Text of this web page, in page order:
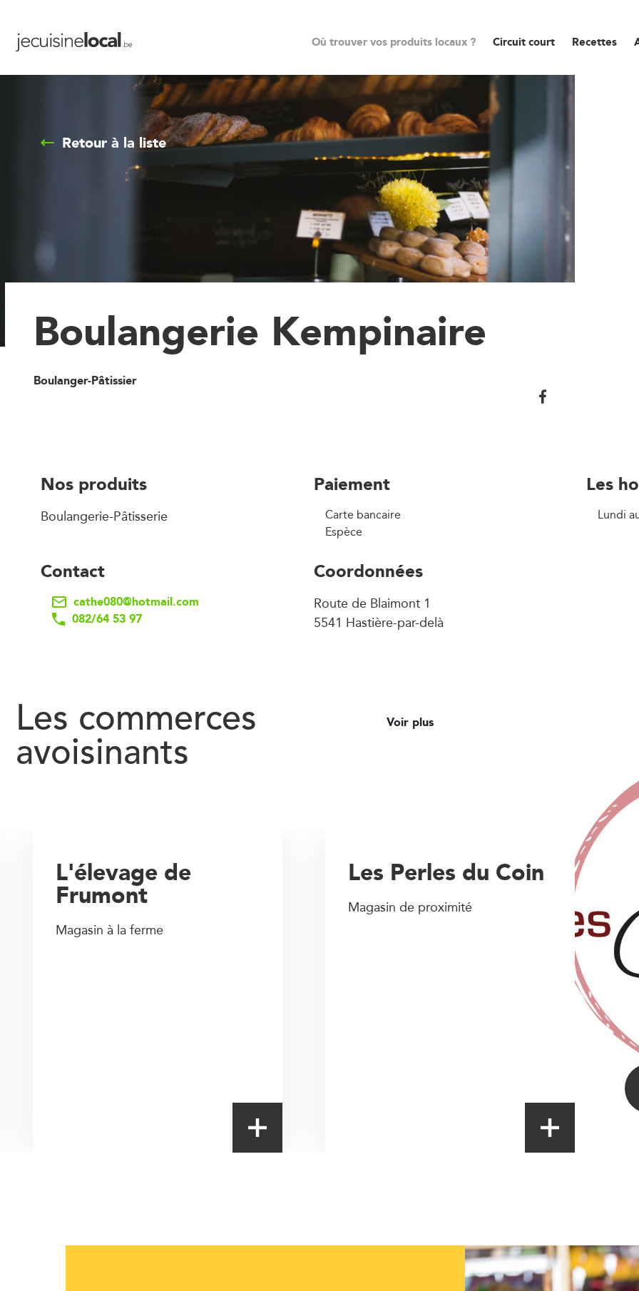
Où trouver vos produits locaux ? Circuit court Recettes
Retour à la liste
Boulangerie Kempinaire
Boulanger-Pâtissier
Nos produits
Boulangerie-Pâtisserie
Paiement
Carte bancaire
Espèce
Les
Lundi
Contact
cathe080@hotmail.com
082/64 53 97
Coordonnées
Route de Blaimont 1
5541 Hastière-par-delà
Les commerces
avoisinants
Voir plus
Les Perles du Coin
Magasin de proximité
L'élevage de
Frumont
Magasin à la ferme